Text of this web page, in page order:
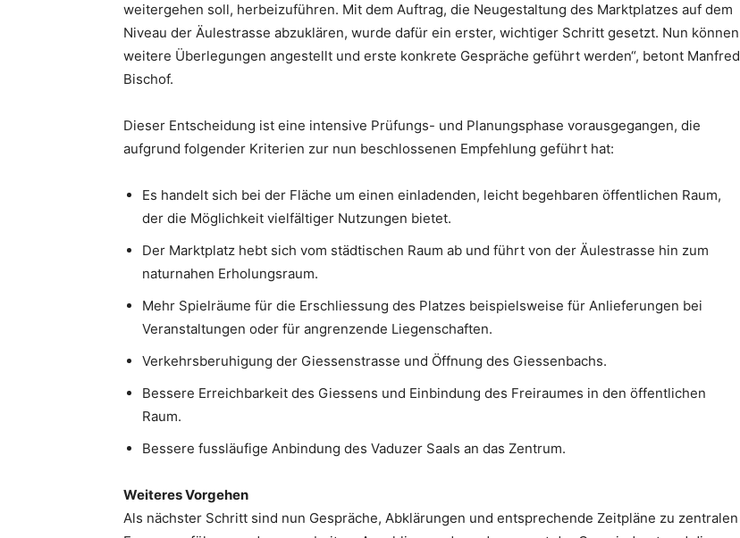
weitergehen soll, herbeizuführen. Mit dem Auftrag, die Neugestaltung des Marktplatzes auf dem
Niveau der Äulestrasse abzuklären, wurde dafür ein erster, wichtiger Schritt gesetzt. Nun können
weitere Überlegungen angestellt und erste konkrete Gespräche geführt werden“, betont Manfred
Bischof.
Dieser Entscheidung ist eine intensive Prüfungs- und Planungsphase vorausgegangen, die
aufgrund folgender Kriterien zur nun beschlossenen Empfehlung geführt hat:
Es handelt sich bei der Fläche um einen einladenden, leicht begehbaren öffentlichen Raum,
der die Möglichkeit vielfältiger Nutzungen bietet.
Der Marktplatz hebt sich vom städtischen Raum ab und führt von der Äulestrasse hin zum
naturnahen Erholungsraum.
Mehr Spielräume für die Erschliessung des Platzes beispielsweise für Anlieferungen bei
Veranstaltungen oder für angrenzende Liegenschaften.
Verkehrsberuhigung der Giessenstrasse und Öffnung des Giessenbachs.
Bessere Erreichbarkeit des Giessens und Einbindung des Freiraumes in den öffentlichen
Raum.
Bessere fussläufige Anbindung des Vaduzer Saals an das Zentrum.
Weiteres Vorgehen
Als nächster Schritt sind nun Gespräche, Abklärungen und entsprechende Zeitpläne zu zentralen